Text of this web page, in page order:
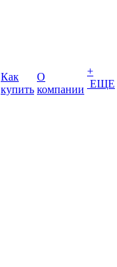
Как
купить
О
компании
+
ЕЩЕ